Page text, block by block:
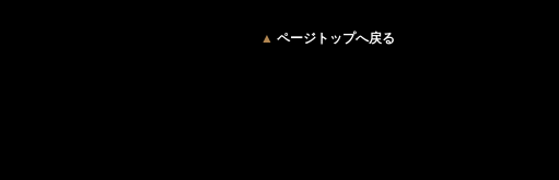
▲ ページトップへ戻る